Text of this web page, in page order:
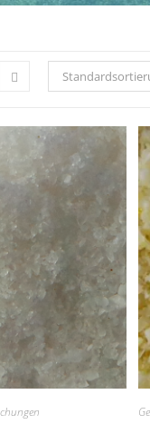
Klimaneutraler